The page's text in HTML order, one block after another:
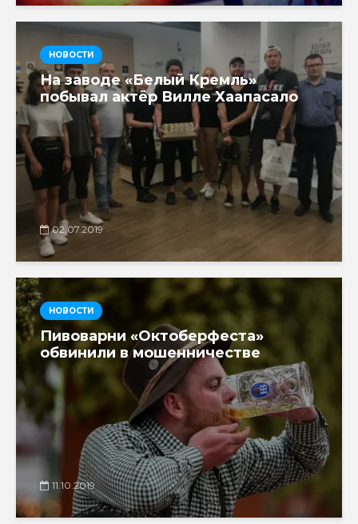
НОВОСТИ
На заводе «Белый Кремль»
побывал актёр Вилле Хаапасало
02.07.2019
НОВОСТИ
Пивоварни «Октоберфеста»
обвинили в мошенничестве
11.10.2019